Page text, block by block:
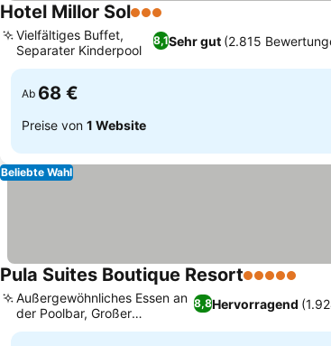
Hotel Millor Sol3 Sterne
8,1Sehr gut (2.815
Vielfältiges Buffet,
Separater Kinderpool
Ab 68 €
Preise von 1 Website
Beliebte Wahl
Pula Suites Boutique Resort5 Sterne
8,8Hervorragend
Außergewöhnliches Essen an
der Poolbar, Großer
Außenpool